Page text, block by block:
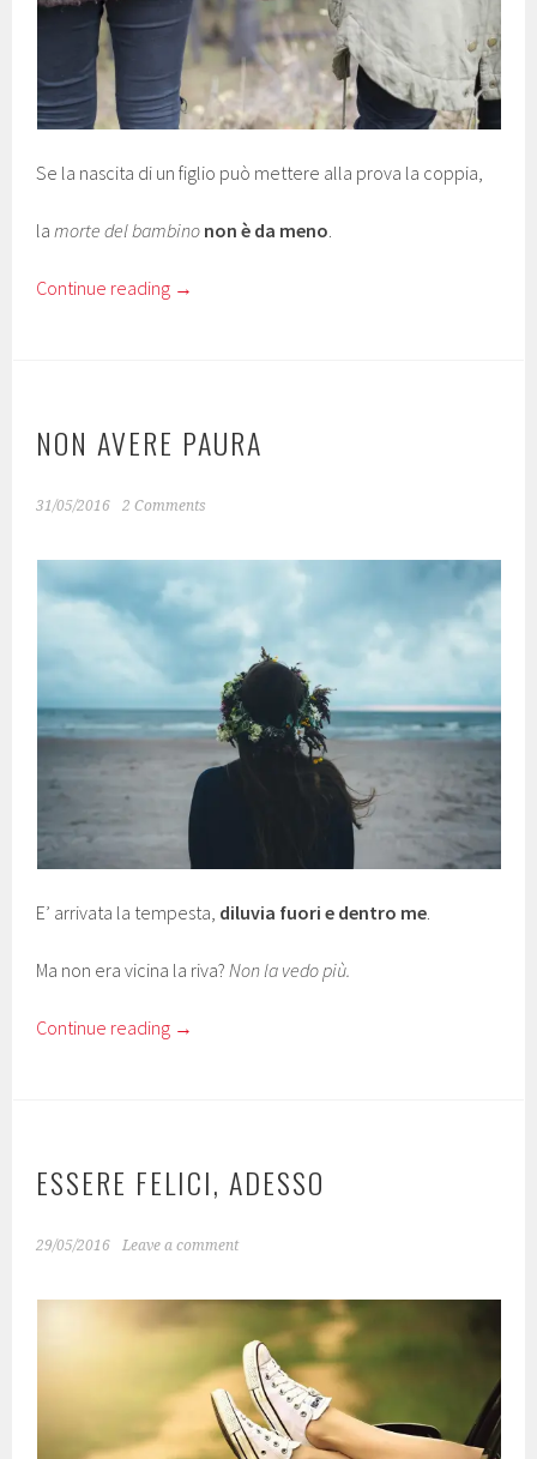
Se la nascita di un figlio può mettere alla prova la coppia,
lamorte del bambino non è da meno.
Continue reading →
NON AVERE PAURA
31/05/2016 2 Comments
E’ arrivata la tempesta, diluvia fuori e dentro me.
Ma non era vicina la riva?Non la vedo più.
Continue reading →
ESSERE FELICI, ADESSO
29/05/2016 Leave a comment